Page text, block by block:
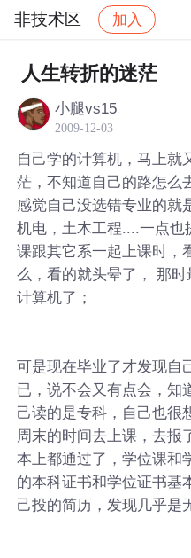
非技术区 加入
社区 非技术区
人生转折的迷茫
小腿vs15
2009-12-03
自己学的计算机，马上就
茫，不知道自己的路怎么
感觉自己没选错专业的就
机电，土木工程....一点也
课跟其它系一起上课时，
么，看的就头晕了， 那
计算机了；
可是现在毕业了才发现自
已，说不会又有点会，知
己读的是专科，自己也很
周末的时间去上课，去报
本上都通过了，学位课和
的本科证书和学位证书基
己投的简历，发现几乎是